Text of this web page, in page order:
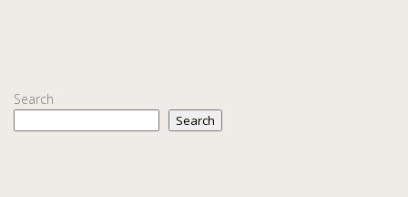
Search
Search